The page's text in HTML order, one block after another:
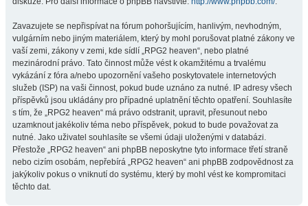
Zavazujete se nepřispívat na fórum pohoršujícím, hanlivým, nevhodným,
vulgárním nebo jiným materiálem, který by mohl porušovat platné zákony ve
vaší zemi, zákony v zemi, kde sídlí „RPG2 heaven“, nebo platné
mezinárodní právo. Tato činnost může vést k okamžitému a trvalému
vykázání z fóra a/nebo upozornění vašeho poskytovatele internetových
služeb (ISP) na vaši činnost, pokud bude uznáno za nutné. IP adresy všech
příspěvků jsou ukládány pro případné uplatnění těchto opatření. Souhlasíte
s tím, že „RPG2 heaven“ má právo odstranit, upravit, přesunout nebo
uzamknout jakékoliv téma nebo příspěvek, pokud to bude považovat za
nutné. Jako uživatel souhlasíte se všemi údaji uloženými v databázi.
Přestože „RPG2 heaven“ ani phpBB neposkytne tyto informace třetí straně
nebo cizím osobám, nepřebírá „RPG2 heaven“ ani phpBB zodpovědnost za
jakýkoliv pokus o vniknutí do systému, který by mohl vést ke kompromitaci
těchto dat.